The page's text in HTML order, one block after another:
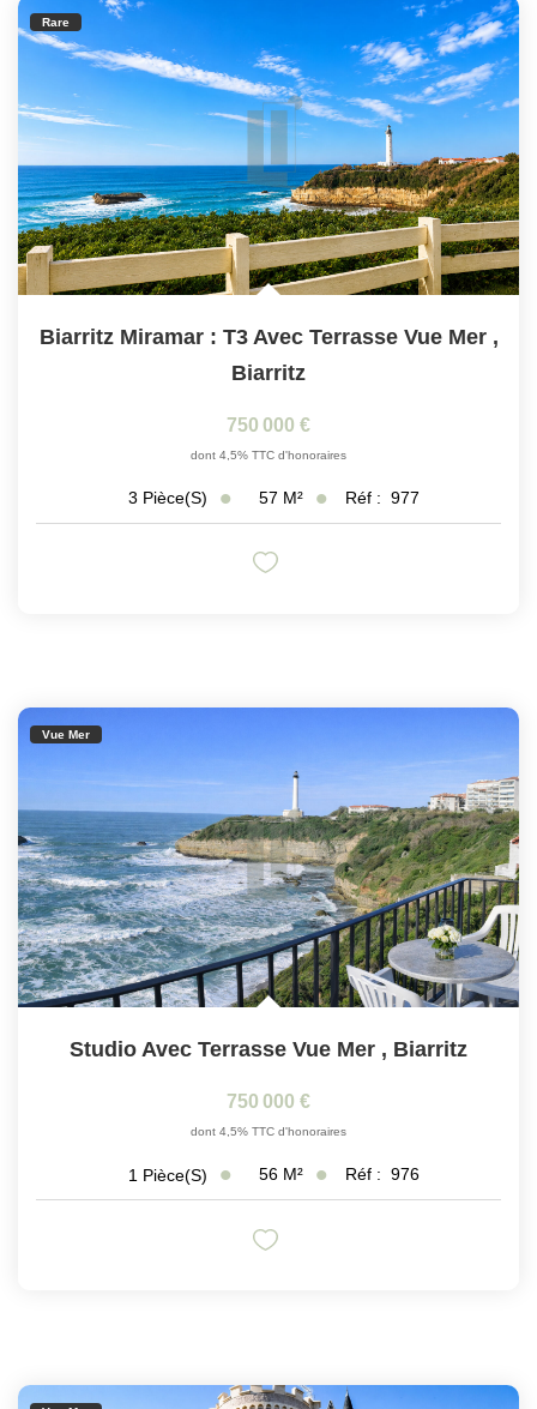
Rare
Biarritz Miramar : T3 Avec Terrasse Vue Mer ,
Biarritz
750 000 €
dont 4,5% TTC d'honoraires
3 Pièce(s) 57 M² Réf : 977
Vue Mer
Studio Avec Terrasse Vue Mer , Biarritz
750 000 €
dont 4,5% TTC d'honoraires
1 Pièce(s) 56 M² Réf : 976